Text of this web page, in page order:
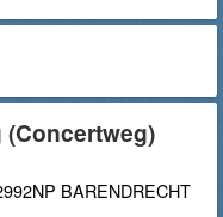
BARENDRECHT